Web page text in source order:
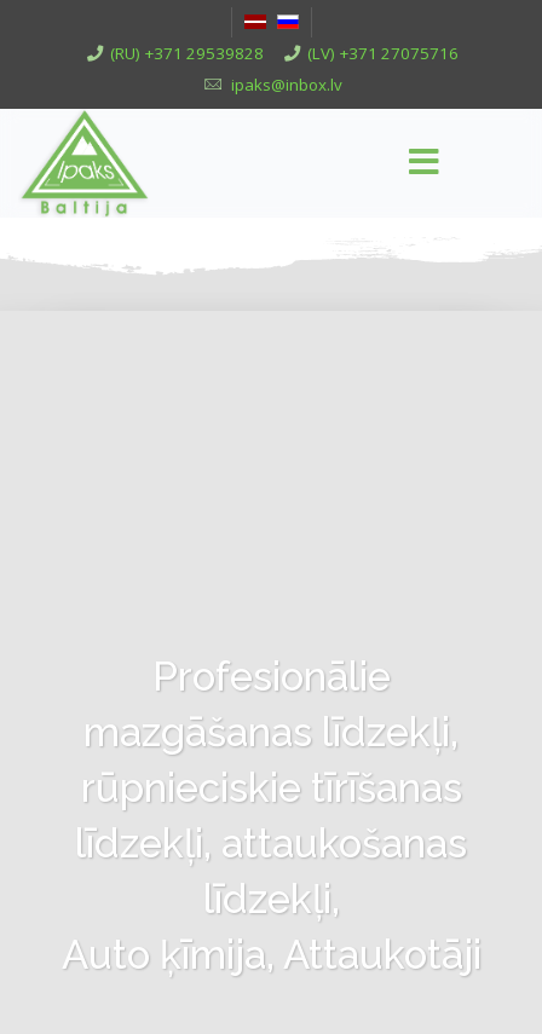
(RU) +371 29539828
(LV) +371 27075716
ipaks@inbox.lv
Profesionālie
mazgāšanas līdzekļi,
rūpnieciskie tīrīšanas
līdzekļi, attaukošanas
līdzekļi,
Auto ķīmija, Attaukotāji